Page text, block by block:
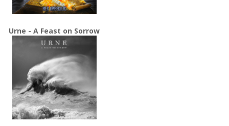
Urne - A Feast on Sorrow